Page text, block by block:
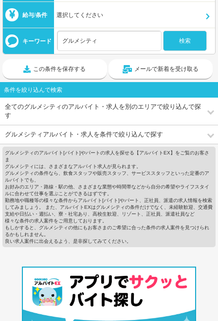
給与/条件 選択してください
キーワード
この条件を保存する メールで新着を受け取る
条件を絞り込んで検索
全てのグルメシティのアルバイト・求人を別のエリアで絞り込んで探
す
グルメシティアルバイト・求人を条件で絞り込んで探す
グルメシティのアルバイト[バイト]やパートの求人を探せる【アルバイトEX】をご覧のお客さ
ま
グルメシティには、さまざまなアルバイト求人が見られます。
グルメシティの条件なら、飲食スタッフや販売スタッフ、サービススタッフといった定番のア
ルバイトでも、
お好みのエリア・路線・駅の他、さまざまな業態や時間帯などから自分の希望やライフスタイ
ルに合わせて仕事を選ぶことができるはずです。
勤務地や職種等の様々な条件からアルバイト[バイト]やパート、正社員、派遣の求人情報を検索
してみましょう。 また、アルバイトEXはグルメシティの条件だけでなく、未経験歓迎、交通費
支給や日払い・週払い、寮・社宅あり、高校生歓迎、リゾート、正社員、派遣社員など
様々な条件の求人案件をご用意しております。
もしかすると、グルメシティの他にもお客さまのご希望に合った条件の求人案件を見つけられ
るかもしれません。
良い求人案件に出会えるよう、是非探してみてください。